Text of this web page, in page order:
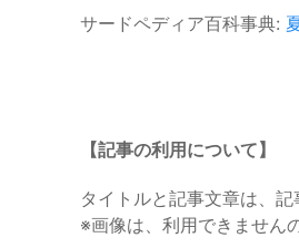
サードペディア百科事典:
【記事の利用について】
タイトルと記事文章は、
※画像は、利用できません